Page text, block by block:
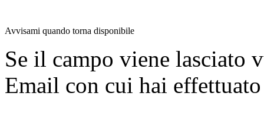
Avvisami quando torna disponibile
Se il campo viene lasciato
Email con cui hai